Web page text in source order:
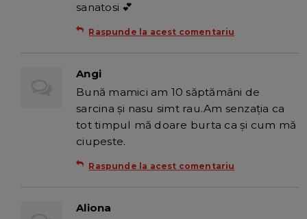
sanatosi 💕
Raspunde la acest comentariu
Angi
Bună mamici am 10 săptămâni de
sarcina și nasu simt rau.Am senzația ca
tot timpul mă doare burta ca și cum mă
ciupeste.
Raspunde la acest comentariu
Aliona